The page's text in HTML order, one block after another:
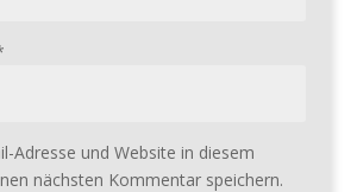
Adresse und Website in diesem
nächsten Kommentar speichern.